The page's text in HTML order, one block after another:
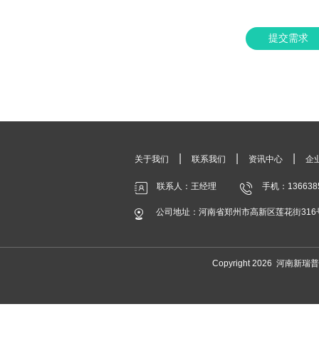
提交需求
关于我们 联系我们 资讯中心 企
联系人：王经理 手机：
公司地址：河南省郑州市高新区莲花街316
Copyright 2026 河南新瑞